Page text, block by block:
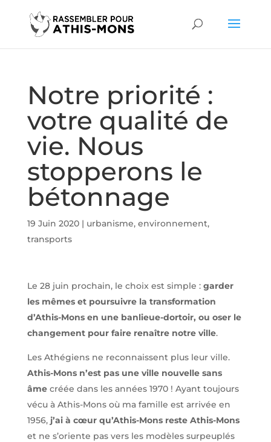
Notre priorité :
votre qualité de
vie. Nous
stopperons le
bétonnage
19 Juin 2020| urbanisme, environnement,
transports
Le 28 juin prochain, le choix est simple : garder
les mêmes et poursuivre la transformation
d’Athis-Mons en une banlieue-dortoir, ou oser le
changement pour faire renaître notre ville.
Les Athégiens ne reconnaissent plus leur ville.
Athis-Mons n’est pas une ville nouvelle sans
âmecréée dans les années 1970 ! Ayant toujours
vécu à Athis-Mons où ma famille est arrivée en
1956, j’ai à cœur qu’Athis-Mons reste Athis-Mons
et ne s’oriente pas vers les modèles surpeuplés